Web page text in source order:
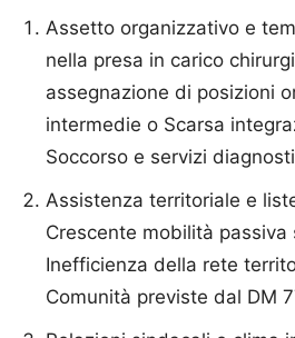
Assetto organizzativo e
nella presa in carico
assegnazione di posizioni
intermedie o Scarsa
Soccorso e servizi
Assistenza territoriale e
Crescente mobilità passiva
Inefficienza della rete
Comunità previste dal DM